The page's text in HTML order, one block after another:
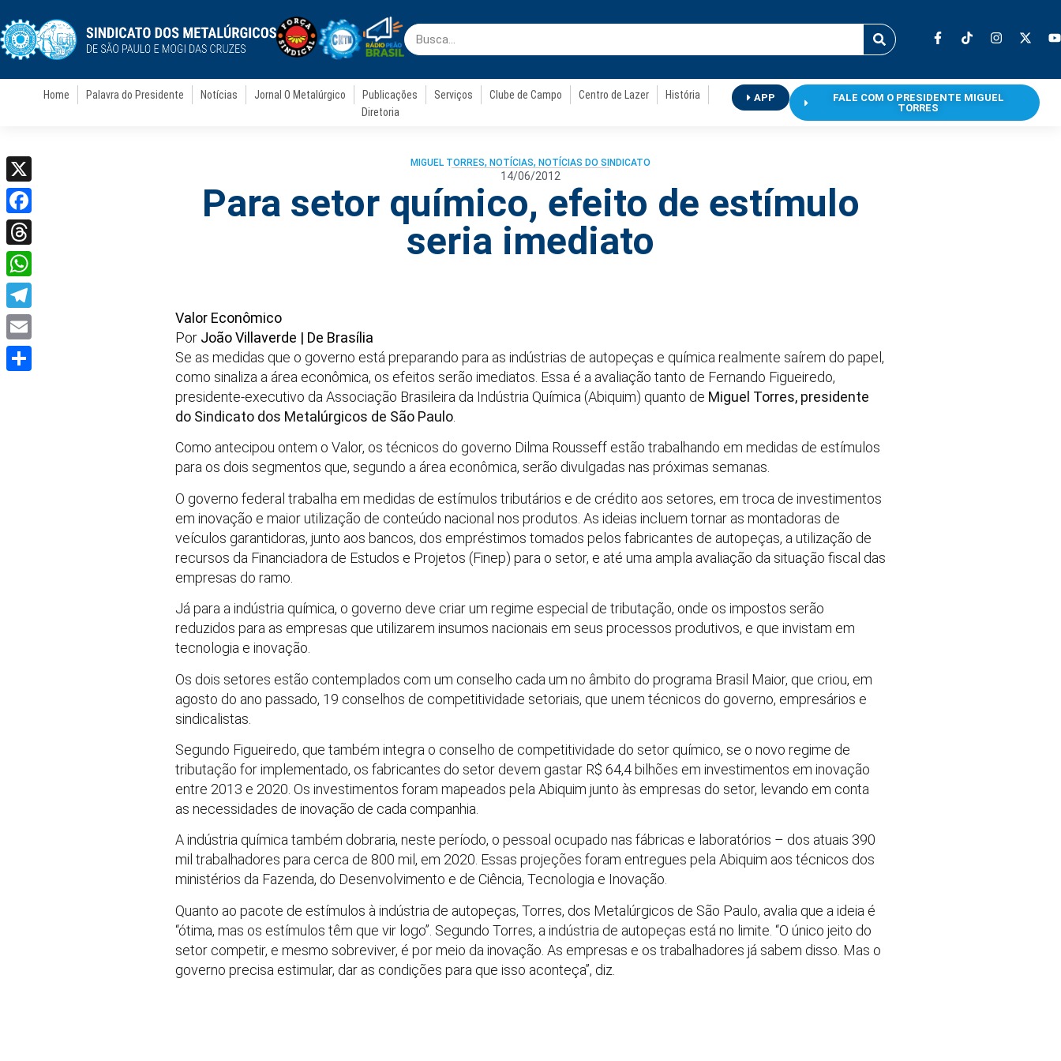
Home Palavra do Presidente Notícias Jornal O Metalúrgico Publicações Serviços Clube de Campo Centro de Lazer
História
Diretoria
APP
FALE COM O PRESIDENTE MIGUEL
TORRES
MIGUEL TORRES, NOTÍCIAS, NOTÍCIAS DO SINDICATO
14/06/2012
Para setor químico, efeito de estímulo
seria imediato
Valor Econômico
Por João Villaverde | De Brasília
Se as medidas que o governo está preparando para as indústrias de autopeças e química realmente saírem do papel,
como sinaliza a área econômica, os efeitos serão imediatos. Essa é a avaliação tanto de Fernando Figueiredo,
presidente-executivo da Associação Brasileira da Indústria Química (Abiquim) quanto de Miguel Torres, presidente
do Sindicato dos Metalúrgicos de São Paulo
Como antecipou ontem o Valor, os técnicos do governo Dilma Rousseff estão trabalhando em medidas de estímulos
para os dois segmentos que, segundo a área econômica, serão divulgadas nas próximas semanas.
O governo federal trabalha em medidas de estímulos tributários e de crédito aos setores, em troca de investimentos
em inovação e maior utilização de conteúdo nacional nos produtos. As ideias incluem tornar as montadoras de
veículos garantidoras, junto aos bancos, dos empréstimos tomados pelos fabricantes de autopeças, a utilização de
recursos da Financiadora de Estudos e Projetos (Finep) para o setor, e até uma ampla avaliação da situação fiscal das
empresas do ramo.
Já para a indústria química, o governo deve criar um regime especial de tributação, onde os impostos serão
reduzidos para as empresas que utilizarem insumos nacionais em seus processos produtivos, e que invistam em
tecnologia e inovação.
Os dois setores estão contemplados com um conselho cada um no âmbito do programa Brasil Maior, que criou, em
agosto do ano passado, 19 conselhos de competitividade setoriais, que unem técnicos do governo, empresários e
sindicalistas.
Segundo Figueiredo, que também integra o conselho de competitividade do setor químico, se o novo regime de
tributação for implementado, os fabricantes do setor devem gastar R$ 64,4 bilhões em investimentos em inovação
entre 2013 e 2020. Os investimentos foram mapeados pela Abiquim junto às empresas do setor, levando em conta
as necessidades de inovação de cada companhia.
A indústria química também dobraria, neste período, o pessoal ocupado nas fábricas e laboratórios – dos atuais 390
mil trabalhadores para cerca de 800 mil, em 2020. Essas projeções foram entregues pela Abiquim aos técnicos dos
ministérios da Fazenda, do Desenvolvimento e de Ciência, Tecnologia e Inovação.
Quanto ao pacote de estímulos à indústria de autopeças, Torres, dos Metalúrgicos de São Paulo, avalia que a ideia é
“ótima, mas os estímulos têm que vir logo”. Segundo Torres, a indústria de autopeças está no limite. “O único jeito do
setor competir, e mesmo sobreviver, é por meio da inovação. As empresas e os trabalhadores já sabem disso. Mas o
governo precisa estimular, dar as condições para que isso aconteça”, diz.
X
Facebook
Threads
WhatsApp
Telegram
Email